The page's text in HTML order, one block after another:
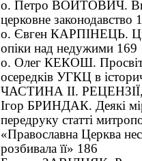
о. Петро ВОЙТОВИЧ.
церковне законодавство
о. Євген КАРПІНЕЦЬ.
опіки над недужими 169
о. Олег КЕКОШ.
осередків УГКЦ в
ЧАСТИНА ІІ.
Ігор БРИНДАК. Деякі
передруку статті
«Православна Церква
розбивала її» 186